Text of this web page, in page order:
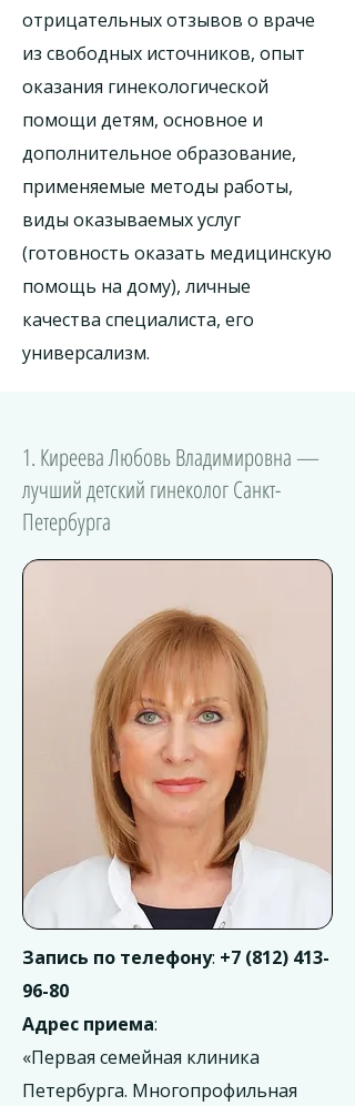
отрицательных отзывов о враче
из свободных источников, опыт
оказания гинекологической
помощи детям, основное и
дополнительное образование,
применяемые методы работы,
виды оказываемых услуг
(готовность оказать медицинскую
помощь на дому), личные
качества специалиста, его
универсализм.
1. Киреева Любовь Владимировна —
лучший детский гинеколог Санкт-
Петербурга
Запись по телефону: +7 (812) 413-
96-80
Адрес приема:
«Первая семейная клиника
Петербурга. Многопрофильная